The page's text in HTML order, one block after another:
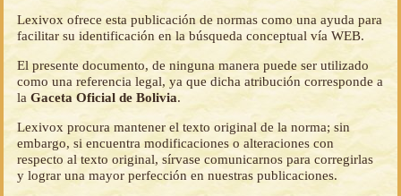
Lexivox ofrece esta publicación de normas como una ayuda para
facilitar su identificación en la búsqueda conceptual vía WEB.
El presente documento, de ninguna manera puede ser utilizado
como una referencia legal, ya que dicha atribución corresponde a
laGaceta Oficial de Bolivia.
Lexivox procura mantener el texto original de la norma; sin
embargo, si encuentra modificaciones o alteraciones con
respecto al texto original, sírvase comunicarnos para corregirlas
y lograr una mayor perfección en nuestras publicaciones.